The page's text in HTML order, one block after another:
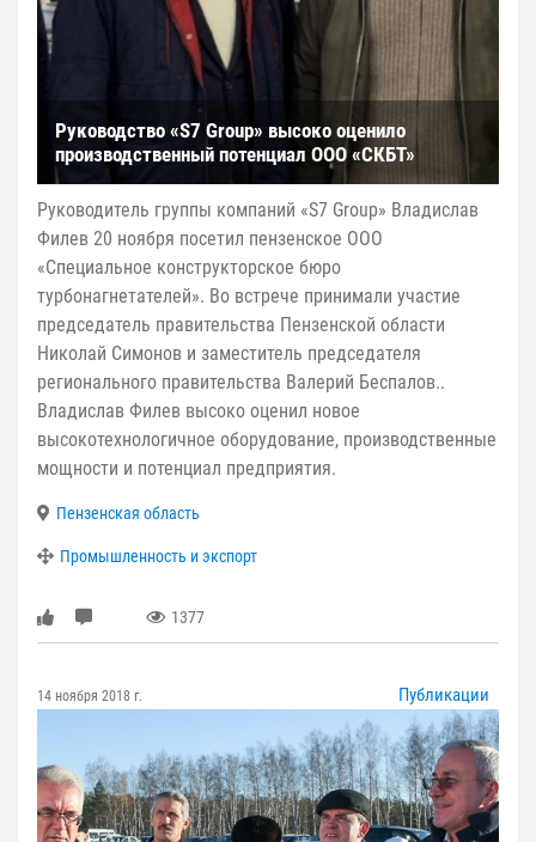
Руководство «S7 Group» высоко оценило
производственный потенциал ООО «СКБТ»
Руководитель группы компаний «S7 Group» Владислав
Филев 20 ноября посетил пензенское ООО
«Специальное конструкторское бюро
турбонагнетателей». Во встрече принимали участие
председатель правительства Пензенской области
Николай Симонов и заместитель председателя
регионального правительства Валерий Беспалов..
Владислав Филев высоко оценил новое
высокотехнологичное оборудование, производственные
мощности и потенциал предприятия.
Пензенская область
Промышленность и экспорт
1377
14 ноября 2018 г. Публикации